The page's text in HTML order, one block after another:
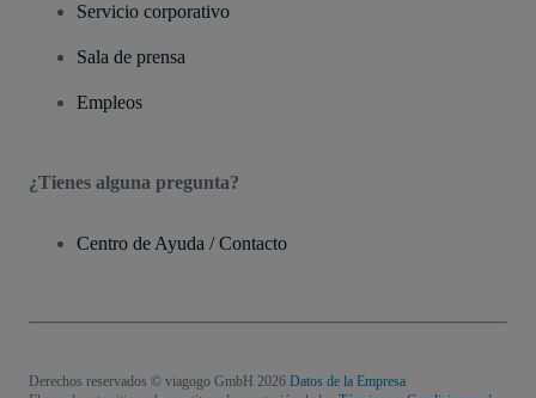
Servicio corporativo
Sala de prensa
Empleos
¿Tienes alguna pregunta?
Centro de Ayuda / Contacto
Derechos reservados © viagogo GmbH 2026 Datos de la Empresa